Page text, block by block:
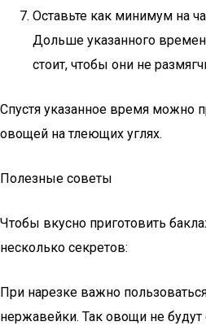
Оставьте как минимум на
Дольше указанного
стоит, чтобы они не
Спустя указанное время можно
овощей на тлеющих углях.
Полезные советы
Чтобы вкусно приготовить
несколько секретов:
При нарезке важно
нержавейки. Так овощи не будут